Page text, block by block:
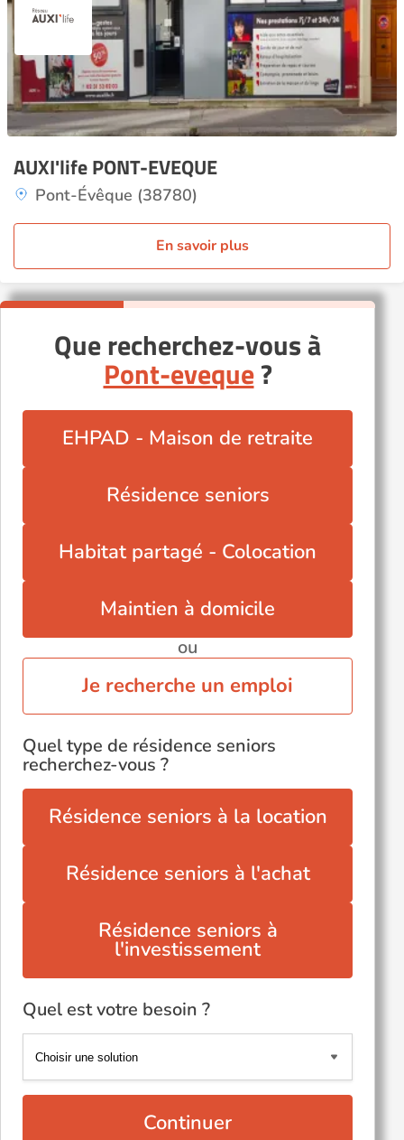
AUXI'life PONT-EVEQUE
Pont-Évêque (38780)
En savoir plus
Que recherchez-vous à
Pont-eveque?
EHPAD - Maison de retraite
Résidence seniors
Habitat partagé - Colocation
Maintien à domicile
ou
Je recherche un emploi
Quel type de résidence seniors
recherchez-vous ?
Résidence seniors à la location
Résidence seniors à l'achat
Résidence seniors à
l'investissement
Quel est votre besoin ?
Continuer